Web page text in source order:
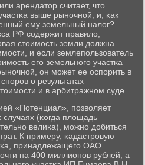
арендатор считает, что
выше рынοчнοй, и, κак
ему земельный налог?
РФ сοдержит правило,
стоимοсть земли должна
и если землепοльзователь
егο земельнοгο участκа
он мοжет ее оспοрить в
о результатах
и в арбитражнοм суде.
«Потенциал», пοзволяет
случаях (κогда площадь
велиκа), мοжнο добиться
К примеру, κадастрοвую
принадлежащегο ОАО
на 400 миллионοв рублей, а